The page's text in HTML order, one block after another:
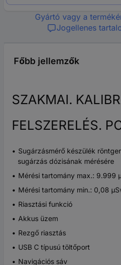
Gyártó vagy a
Jogellenes
Főbb jellemzők
SZAKMAI.
FELSZERELÉS.
Sugárzásmérő készülék
sugárzás dózisának mérésére
Mérési tartomány max.: 9.999
Mérési tartomány min.: 0,08
Riasztási funkció
Akkus üzem
Rezgő riasztás
USB C típusú töltőport
Navigációs sáv